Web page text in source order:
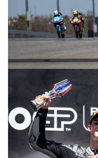
© R. Lekl & S. Wobser